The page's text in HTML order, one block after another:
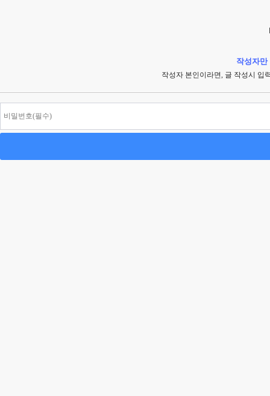
작성자만
작성자 본인이라면, 글 작성시 입